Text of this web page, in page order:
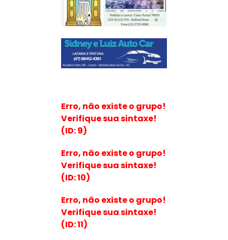
Erro, não existe o grupo!
Verifique sua sintaxe!
(ID: 9)
Erro, não existe o grupo!
Verifique sua sintaxe!
(ID: 10)
Erro, não existe o grupo!
Verifique sua sintaxe!
(ID: 11)